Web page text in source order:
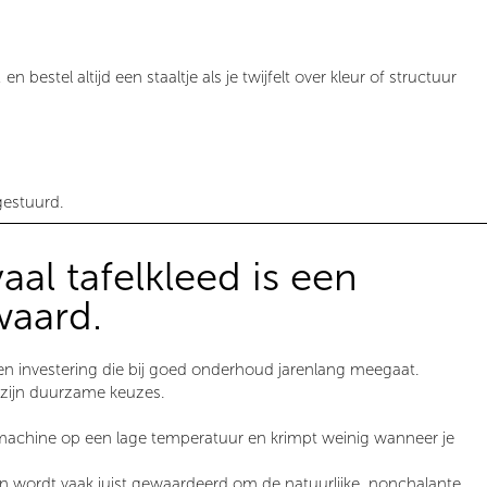
bestel altijd een staaltje als je twijfelt over kleur of structuur
tafelkleed is een
investering die bij goed onderhoud jarenlang meegaat.
zijn duurzame keuzes.
op een lage temperatuur en krimpt weinig wanneer je